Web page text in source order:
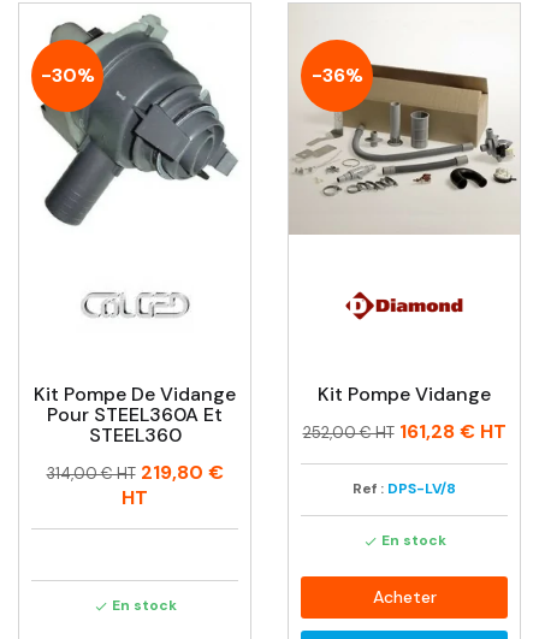
-30%
Kit Pompe De Vidange
Pour STEEL360A Et
STEEL360
Prix
Prix
314,00 € HT 219,80 €
HT
 En stock
-36%
Kit Pompe Vidange
Prix
Prix
252,00 € HT 161,28 €HT
Ref : DPS-LV/8
 En stock
Acheter